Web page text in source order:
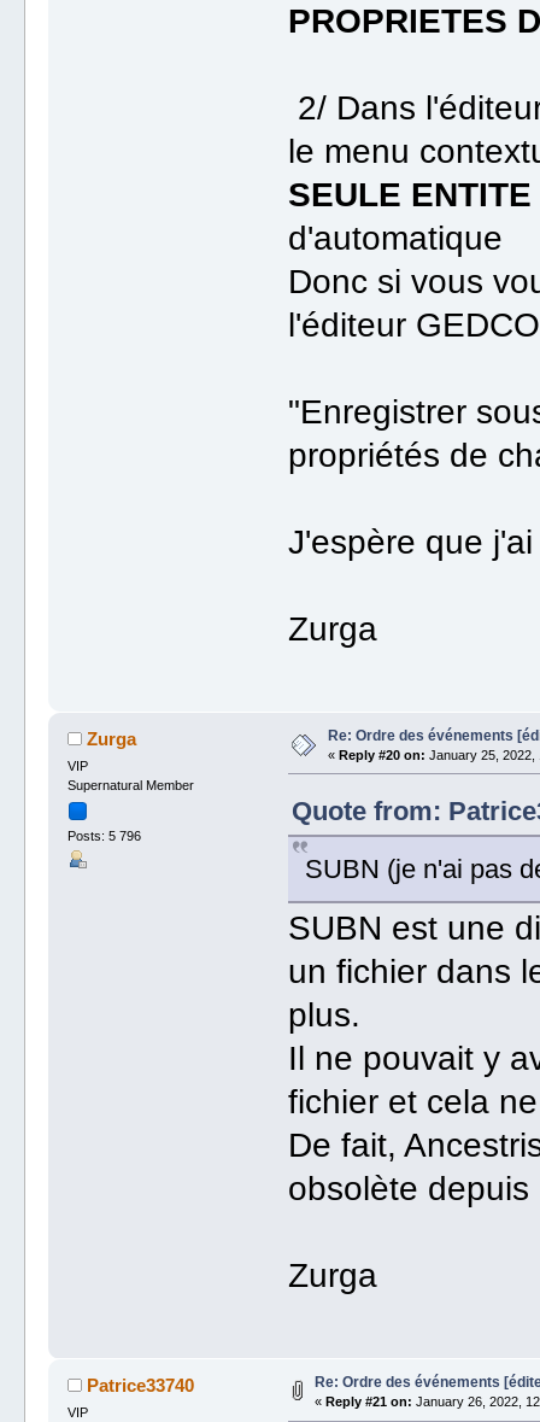
PROPRIETES
2/ Dans
le menu
SEULE
d'automatique
Donc si vous
l'éditeur
"Enregistrer
propriétés de
J'espère que
Zurga
Zurga
VIP
Supernatural Member
Posts: 5 796
Re: Ordre des événements
« Reply #20 on: January 25, 2022,
Quote from:
SUBN (je n'ai pas
SUBN est une
un fichier dans
plus.
Il ne pouvait y
fichier et cela
De fait,
obsolète
Zurga
Patrice33740
VIP
Re: Ordre des événements
« Reply #21 on: January 26, 2022,